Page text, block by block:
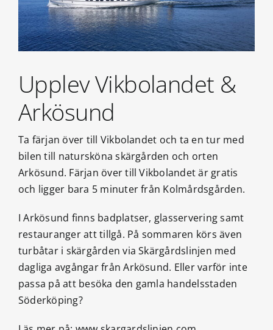
Upplev Vikbolandet &
Arkösund
Ta färjan över till Vikbolandet och ta en tur med
bilen till natursköna skärgården och orten
Arkösund. Färjan över till Vikbolandet är gratis
och ligger bara 5 minuter från Kolmårdsgården.
I Arkösund finns badplatser, glasservering samt
restauranger att tillgå. På sommaren körs även
turbåtar i skärgården via Skärgårdslinjen med
dagliga avgångar från Arkösund. Eller varför inte
passa på att besöka den gamla handelsstaden
Söderköping?